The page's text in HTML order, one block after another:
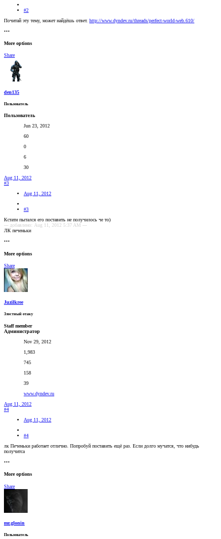
#2
Почитай эту тему, может найдёшь ответ. http://www.dyndev.ru/threads/perfect-world-web.610/
•••
More options
Share
den135
Пользователь
Пользователь
Jun 23, 2012
60
0
6
30
Aug 11, 2012
#3
Aug 11, 2012
#3
Кстати пытался его поставить не получилось че то)
--- добавлено: Aug 11, 2012 5:37 AM ---
ЛК печеньки
•••
More options
Share
Juzilkree
Злостный отаку
Staff member
Администратор
Nov 29, 2012
1,983
745
158
39
www.dyndev.ru
Aug 11, 2012
#4
Aug 11, 2012
#4
лк Печеньки работает отлично. Попробуй поставить ещё раз. Если долго мучатся, что нибудь
получитса
•••
More options
Share
mr.glonin
Пользователь